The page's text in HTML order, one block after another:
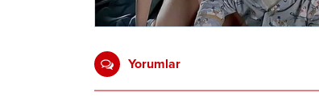
Yorumlar